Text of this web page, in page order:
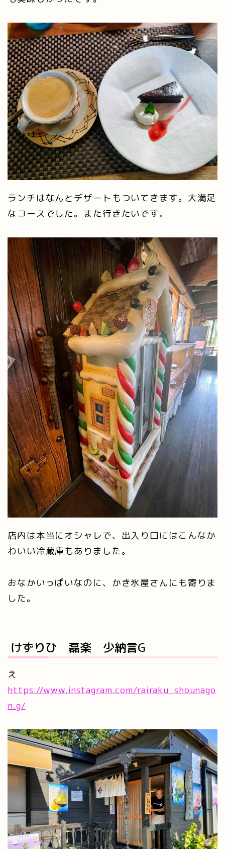
ランチはなんとデザートもついてきます。大満足
なコースでした。また行きたいです。
店内は本当にオシャレで、出入り口にはこんなか
わいい冷蔵庫もありました。
おなかいっぱいなのに、かき氷屋さんにも寄りま
した。
けずりひ 磊楽 少納言G
え
https://www.instagram.com/rairaku_shounago
n.g/